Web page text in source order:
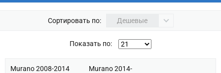
Сортировать по: Дешевые
Показать по:
Murano 2008-2014 Murano 2014-